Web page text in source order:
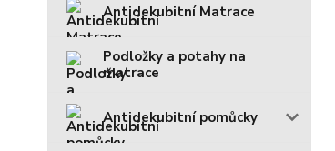
Antidekubitní Matrace
Podložky a potahy na
matrace
Antidekubitní pomůcky